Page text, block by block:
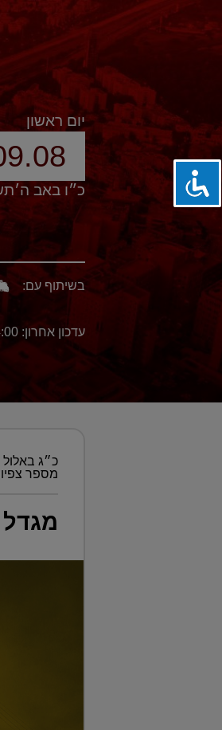
יום ראשון
כ״ו באב
בשיתוף עם:
עדכון אחרון: 14:00
כ״ג באלול
מספר צפיות:
מגדל